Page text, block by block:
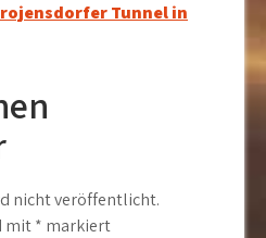
Tunnel in
nicht veröffentlicht.
mit* markiert